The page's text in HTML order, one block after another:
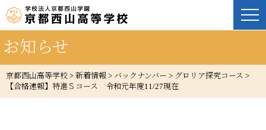
お知らせ
京都西山高等学校 > 新着情報 > バックナンバー > グロリア探究コース >
【合格速報】特進Ｓコース 令和元年度11/27現在